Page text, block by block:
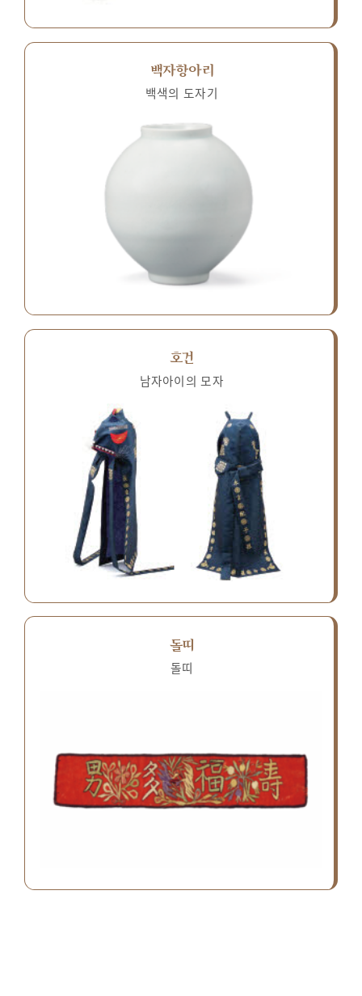
백자항아리
백색의 도자기
호건
남자아이의 모자
돌띠
돌띠